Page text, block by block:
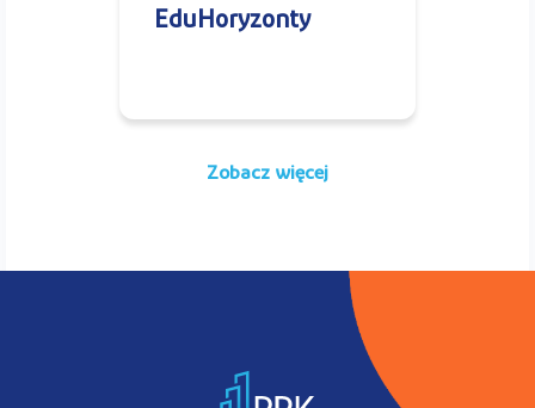
EduHoryzonty
Zobacz więcej